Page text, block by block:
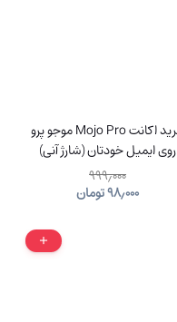
خرید اکانت Mojo Pro موجو پرو
روی ایمیل خودتان (شارژ آنی)
۹۹۹٫۰۰۰
۹۸٫۰۰۰تومان